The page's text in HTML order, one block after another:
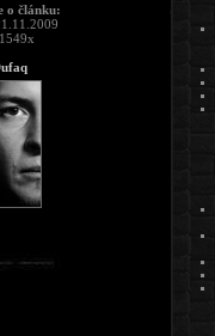
o článku: